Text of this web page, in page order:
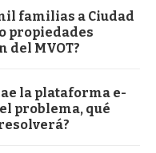
familias a Ciudad
propiedades
del MVOT?
la plataforma e-
problema, qué